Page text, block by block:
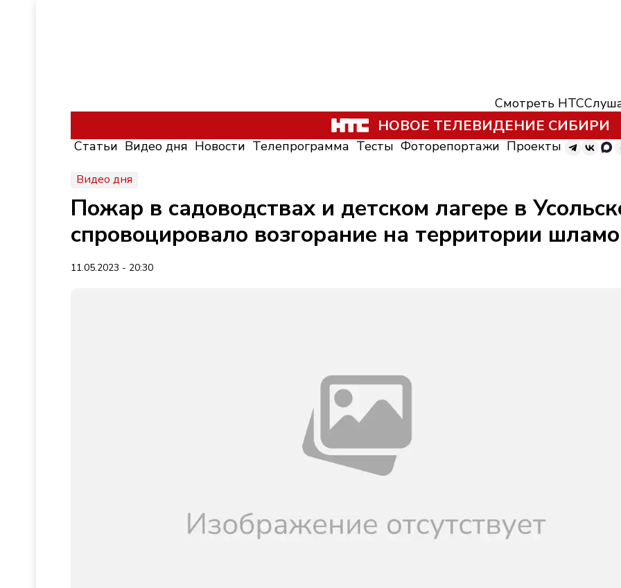
Смотреть НТС
НОВОЕ ТЕЛЕВИДЕНИЕ СИБИРИ
Статьи Видео дня Новости Телепрограмма Тесты Фоторепортажи Проекты
Видео дня
Пожар в садоводствах и детском лагере в
спровоцировало возгорание на территории
11.05.2023 - 20:30